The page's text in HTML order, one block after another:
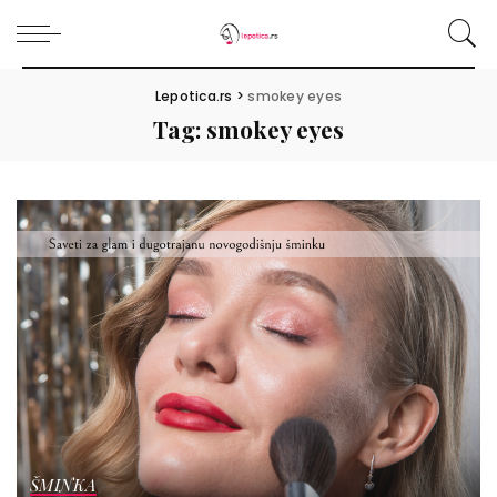
Lepotica.rs >smokey eyes
Tag: smokey eyes
ŠMINKA